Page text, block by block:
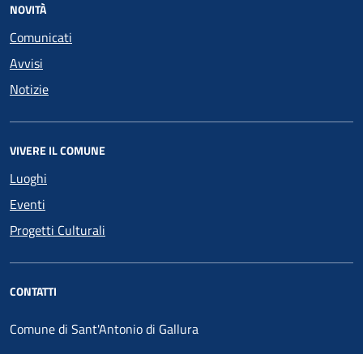
NOVITÀ
Comunicati
Avvisi
Notizie
VIVERE IL COMUNE
Luoghi
Eventi
Progetti Culturali
CONTATTI
Comune di Sant'Antonio di Gallura